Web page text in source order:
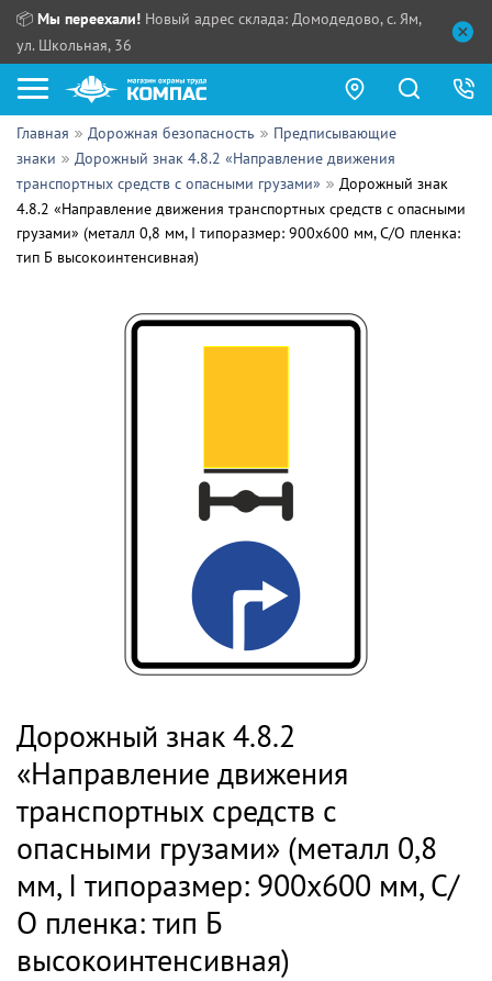
📦 Мы переехали! Новый адрес склада: Домодедово, с. Ям,
ул. Школьная, 36
Как купить?
Прайс-листы
Сотрудничество
ПН - ЧТ:
Выдача продукции:
Главная Дорожная безопасность
Предписывающие
знаки
Дорожный знак 4.8.2 «Направление движения
транспортных средств с опасными грузами»
Дорожный знак
4.8.2 «Направление движения транспортных средств с опасными
грузами» (металл 0,8 мм, I типоразмер: 900х600 мм, С/О пленка:
тип Б высокоинтенсивная)
Дорожный знак 4.8.2
«Направление движения
транспортных средств с
опасными грузами» (металл 0,8
мм, I типоразмер: 900х600 мм, С/
О пленка: тип Б
высокоинтенсивная)